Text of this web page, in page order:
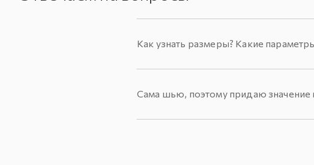
Как узнать размеры? Какие
Сама шью, поэтому придаю значение